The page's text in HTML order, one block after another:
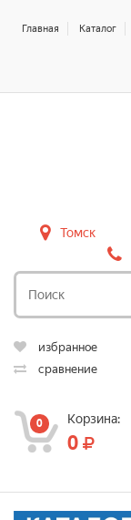
Главная Каталог
Томск
избранное
сравнение
0 Корзина:
0